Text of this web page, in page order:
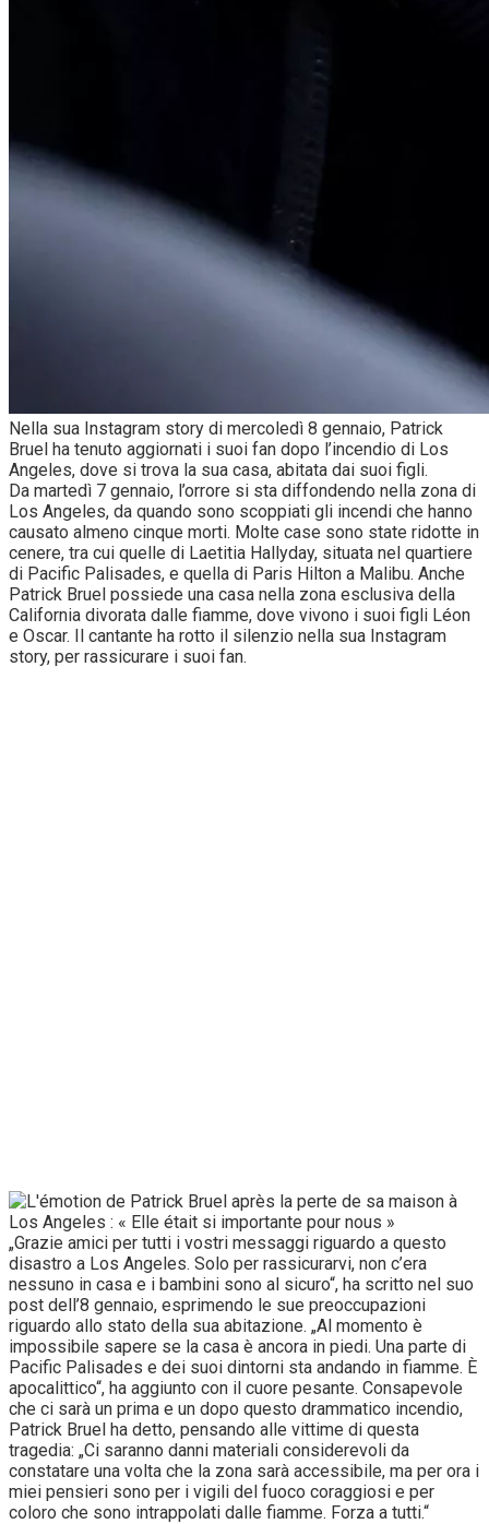
Nella sua Instagram story di mercoledì 8 gennaio, Patrick
Bruel ha tenuto aggiornati i suoi fan dopo l’incendio di Los
Angeles, dove si trova la sua casa, abitata dai suoi figli.
Da martedì 7 gennaio, l’orrore si sta diffondendo nella zona di
Los Angeles, da quando sono scoppiati gli incendi che hanno
causato almeno cinque morti. Molte case sono state ridotte in
cenere, tra cui quelle di Laetitia Hallyday, situata nel quartiere
di Pacific Palisades, e quella di Paris Hilton a Malibu. Anche
Patrick Bruel possiede una casa nella zona esclusiva della
California divorata dalle fiamme, dove vivono i suoi figli Léon
e Oscar. Il cantante ha rotto il silenzio nella sua Instagram
story, per rassicurare i suoi fan.
„Grazie amici per tutti i vostri messaggi riguardo a questo
disastro a Los Angeles. Solo per rassicurarvi, non c’era
nessuno in casa e i bambini sono al sicuro“, ha scritto nel suo
post dell’8 gennaio, esprimendo le sue preoccupazioni
riguardo allo stato della sua abitazione. „Al momento è
impossibile sapere se la casa è ancora in piedi. Una parte di
Pacific Palisades e dei suoi dintorni sta andando in fiamme. È
apocalittico“, ha aggiunto con il cuore pesante. Consapevole
che ci sarà un prima e un dopo questo drammatico incendio,
Patrick Bruel ha detto, pensando alle vittime di questa
tragedia: „Ci saranno danni materiali considerevoli da
constatare una volta che la zona sarà accessibile, ma per ora i
miei pensieri sono per i vigili del fuoco coraggiosi e per
coloro che sono intrappolati dalle fiamme. Forza a tutti.“